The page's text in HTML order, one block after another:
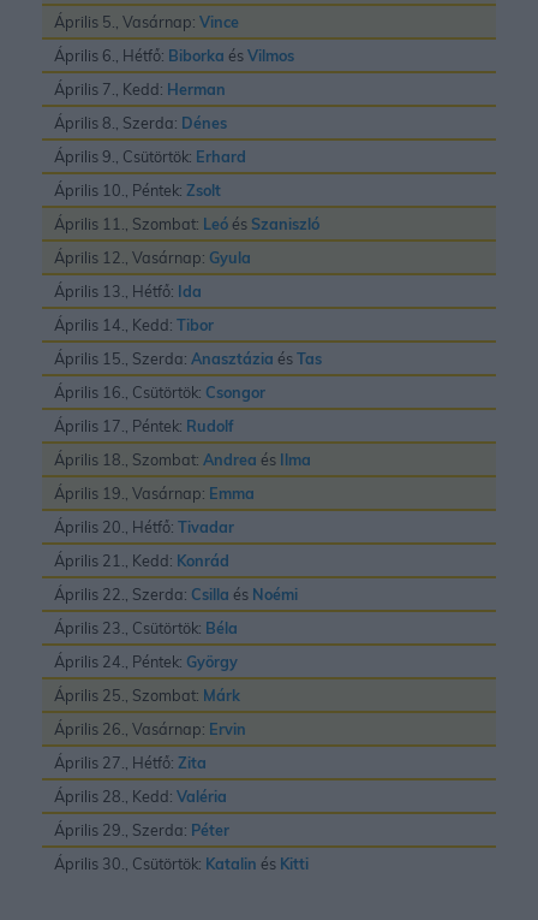
Április 5., Vasárnap: Vince
Április 6., Hétfő: Biborka ésVilmos
Április 7., Kedd: Herman
Április 8., Szerda: Dénes
Április 9., Csütörtök: Erhard
Április 10., Péntek: Zsolt
Április 11., Szombat: Leó és Szaniszló
Április 12., Vasárnap: Gyula
Április 13., Hétfő: Ida
Április 14., Kedd: Tibor
Április 15., Szerda: Anasztázia ésTas
Április 16., Csütörtök: Csongor
Április 17., Péntek: Rudolf
Április 18., Szombat: Andrea és Ilma
Április 19., Vasárnap: Emma
Április 20., Hétfő: Tivadar
Április 21., Kedd: Konrád
Április 22., Szerda: Csilla és Noémi
Április 23., Csütörtök: Béla
Április 24., Péntek: György
Április 25., Szombat: Márk
Április 26., Vasárnap: Ervin
Április 27., Hétfő: Zita
Április 28., Kedd: Valéria
Április 29., Szerda: Péter
Április 30., Csütörtök: Katalin és Kitti